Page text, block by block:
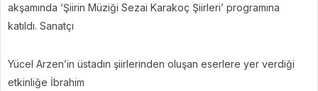
akşamında ‘Şiirin Müziği Sezai Karakoç Şiirleri’ programına
katıldı. Sanatçı
Yücel Arzen’in üstadın şiirlerinden oluşan eserlere yer verdiği
etkinliğe İbrahim